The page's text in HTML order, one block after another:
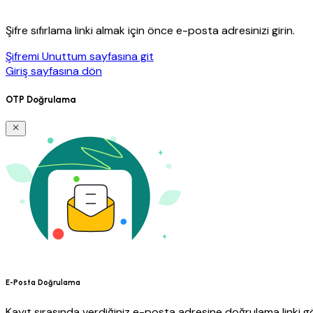
Şifre sıfırlama linki almak için önce e-posta adresinizi girin.
Şifremi Unuttum sayfasına git
Giriş sayfasına dön
OTP Doğrulama
E-Posta Doğrulama